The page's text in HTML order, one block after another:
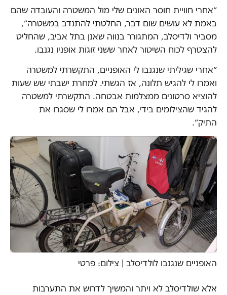
״אחרי חוויית חוסר האונים שלי מול המשטרה והעובדה שהם
באמת לא עושים שום דבר, החלטתי להתנדב במשטרה״,
מסביר ולדיסלב, המתגורר בנווה שאנן בתל אביב, שהחליט
להצטרף לכוח השיטור לאחר ששני זוגות אופניו נגנבו.
״אחרי שגיליתי שנגנבו לי האופניים, התקשרתי למשטרה
ואמרו לי להגיש תלונה, אז הגשתי. למחרת ישבתי שש שעות
להוציא סרטונים ממצלמות אבטחה. התקשרתי למשטרה
להגיד שהצילומים בידי, אבל הם אמרו לי שסגרו את
התיק״.
האופניים שנגנבו לולדיסלב | צילום: פרטי
אלא שולדיסלב לא ויתר והמשיך לדרוש את התערבות